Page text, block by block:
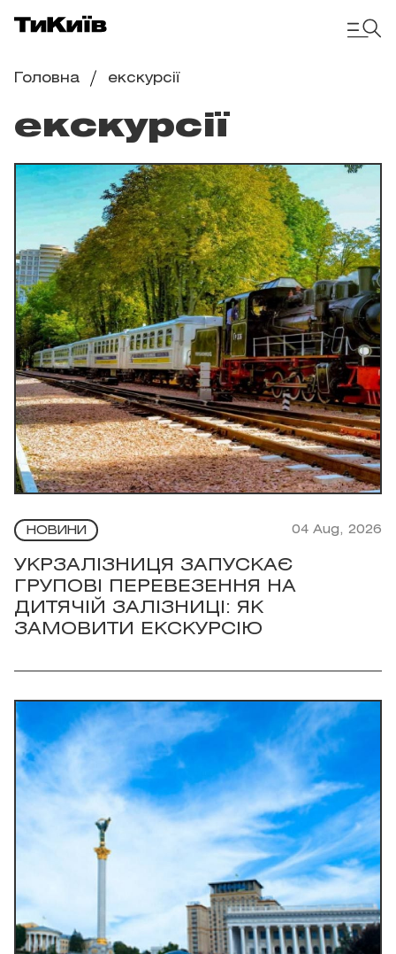
Головна екскурсії
екскурсії
НОВИНИ 04 Aug, 2026
УКРЗАЛІЗНИЦЯ ЗАПУСКАЄ
ГРУПОВІ ПЕРЕВЕЗЕННЯ НА
ДИТЯЧІЙ ЗАЛІЗНИЦІ: ЯК
ЗАМОВИТИ ЕКСКУРСІЮ